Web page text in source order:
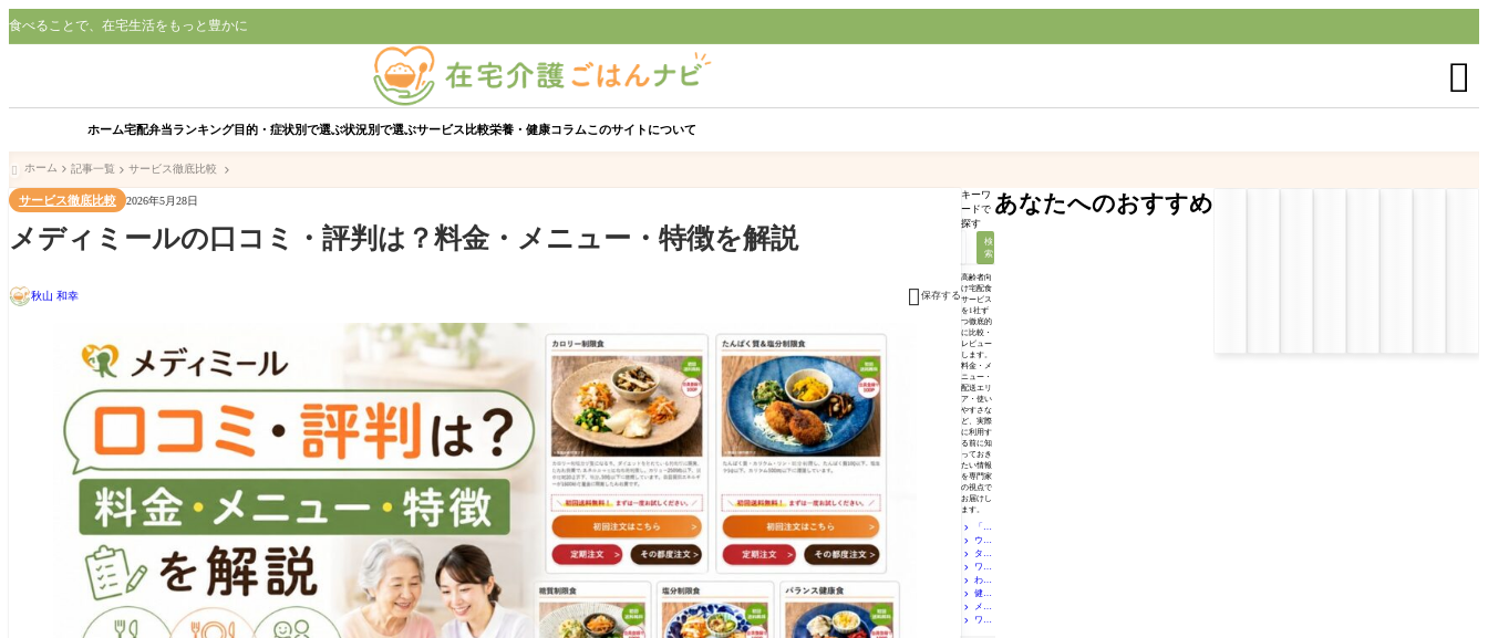
食べることで、在宅生活をもっと豊かに
ホーム宅配弁当ランキング目的・症状別で選ぶ状況別で選ぶサービス比較栄養・健康コラムこのサイトについて

 ホーム 記事一覧 サービス徹底比較
サービス徹底比較 2026年5月28日
メディミールの口コミ・評判は？料金・メニュー・特徴を解説
秋山 和幸  保存する
キーワ
ードで
探す
検
索
サービス徹底比較
高齢者向
け宅配食
サービス
を1社ず
つ徹底的
に比較・
レビュー
します。
料金・メ
ニュー・
配送エリ
ア・使い
やすさな
ど、実際
に利用す
る前に知
っておき
たい情報
を専門家
の視点で
お届けし
ます。
「D
r.つるか
めキッ
チン」
の口コ
ミ・評
判は？
専門医
監修の
ウェ
ルネス
ダイニ
ングの
口コ
ミ・評
判は？
料金・
タイ
ヘイフ
ァミリ
ーセッ
トの口
コミ・
ワタ
ミの宅
食ダイ
レクト
（冷
わん
まいる
の口コ
ミ・評
健康
直球便
の口コ
メデ
ィミー
ワタ
あなたへのおすすめ